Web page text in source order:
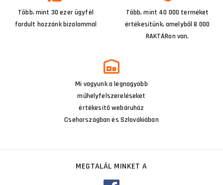
Több, mint 30 ezer ügyfél
fordult hozzánk bizalommal
Több, mint 40 000 terméket
értékesítünk, amelyből 8 000
RAKTÁRon van.
Mi vagyunk a legnagyobb
műhelyfelszereléseket
értékesítő webáruház
Csehországban és Szlovákiában
MEGTALÁL MINKET A